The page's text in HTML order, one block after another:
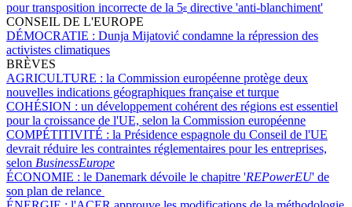
pour transposition incorrecte de la 5e directive 'anti-blanchiment'
CONSEIL DE L'EUROPE
DÉMOCRATIE : Dunja Mijatović condamne la répression des
activistes climatiques
BRÈVES
AGRICULTURE : la Commission européenne protège deux
nouvelles indications géographiques française et turque
COHÉSION : un développement cohérent des régions est essentiel
pour la croissance de l'UE, selon la Commission européenne
COMPÉTITIVITÉ : la Présidence espagnole du Conseil de l'UE
devrait réduire les contraintes réglementaires pour les entreprises,
selon BusinessEurope
ÉCONOMIE : le Danemark dévoile le chapitre 'REPowerEU' de
son plan de relance